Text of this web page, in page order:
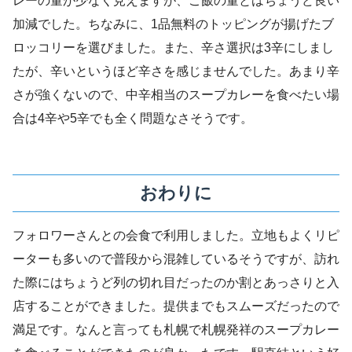
加減でした。ちなみに、1品無料のトッピングが揚げたブ
ロッコリーを選びました。また、辛さ選択は3辛にしまし
たが、辛いというほど辛さを感じませんでした。あまり辛
さが強くないので、中辛相当のスープカレーを食べたい場
合は4辛や5辛でも全く問題なさそうです。
おわりに
フォロワーさんとの会食で利用しました。立地もよくリピ
ーターも多いので普段から混雑しているそうですが、訪れ
た際にはちょうど列の切れ目だったのか割とあっさりと入
店することができました。提供までもスムーズだったので
満足です。なんと言っても札幌で札幌発祥のスープカレー